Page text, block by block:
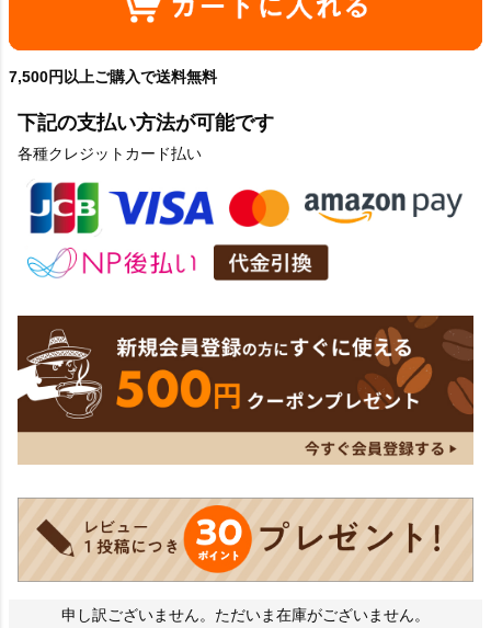
7,500円以上ご購入で送料無料
下記の支払い方法が可能です
各種クレジットカード払い
申し訳ございません。ただいま在庫がございません。